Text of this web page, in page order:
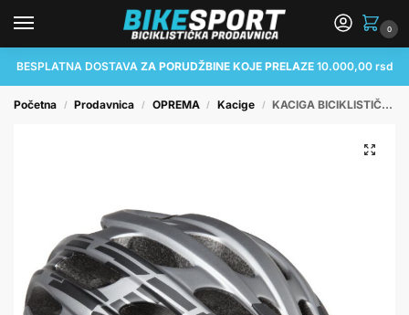
0
BESPLATNA DOSTAVA ZA PORUDŽBINE KOJE PRELAZE 10.000,00 rsd
Početna / Prodavnica / OPREMA / Kacige / KACIGA BICIKLISTIČKA LAZER MAGMA (MTB) MATTE TITANIUM M